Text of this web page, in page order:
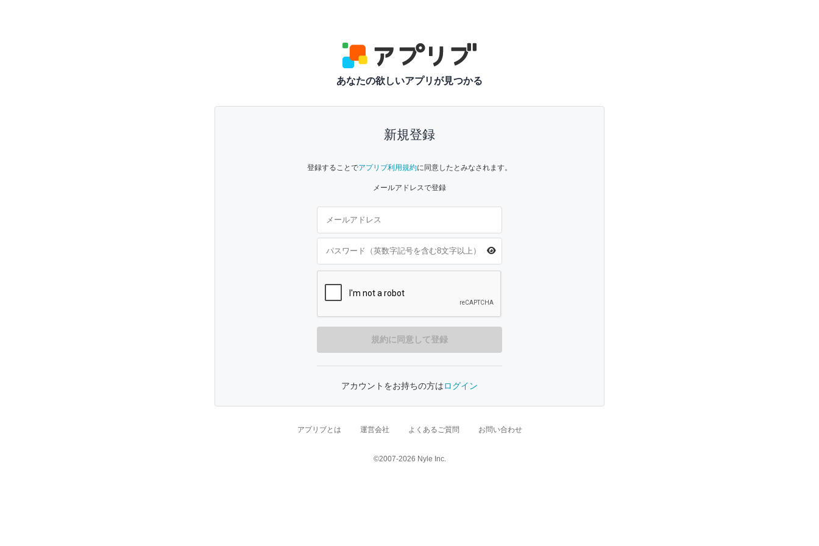
あなたの欲しいアプリが見つかる
新規登録
登録することでアプリブ利用規約に同意したとみなされます。
メールアドレスで登録
アカウントをお持ちの方はログイン
アプリブとは 運営会社 よくあるご質問 お問い合わせ
©2007-2026 Nyle Inc.